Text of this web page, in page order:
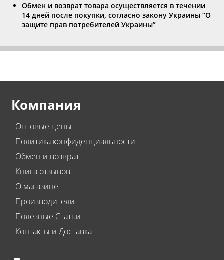
Обмен и возврат товара осуществляется в течении
14 дней после покупки, согласно закону Украины “О
защите прав потребителей Украины”
Компания
Оптовые цены
Политика конфиденциальности
Обмен и возврат
Книга отзывов
О магазине
Производители
Полезные Статьи
Контакты и Доставка